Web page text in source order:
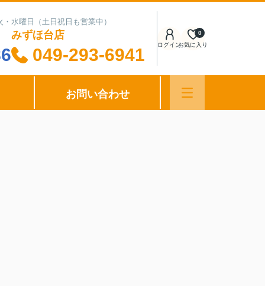
水曜日（土日祝日も営業中）
みずほ台店
049-293-6941
ログインお気に入り
0
お問い合わせ